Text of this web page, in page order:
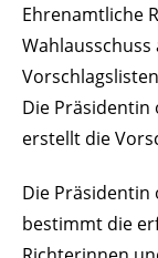
Ehrenamtliche
Die Präsidentin
erstellt die
Die Präsidentin
bestimmt die